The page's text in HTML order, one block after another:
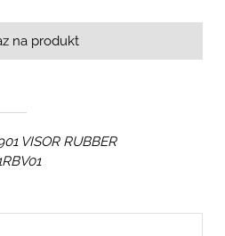
na produkt
VISOR RUBBER